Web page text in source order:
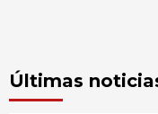
Últimas